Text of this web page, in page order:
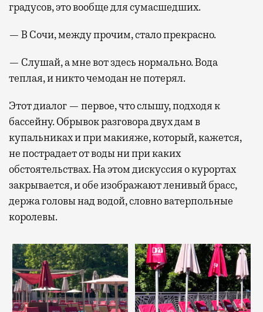
градусов, это вообще для сумасшедших.
— В Сочи, между прочим, стало прекрасно.
— Слушай, а мне вот здесь нормально. Вода
теплая, и никто чемодан не потерял.
Этот диалог — первое, что слышу, подходя к
бассейну. Обрывок разговора двух дам в
купальниках и при макияже, который, кажется,
не пострадает от воды ни при каких
обстоятельствах. На этом дискуссия о курортах
закрывается, и обе изображают ленивый брасс,
держа головы над водой, словно ватерпольные
королевы.